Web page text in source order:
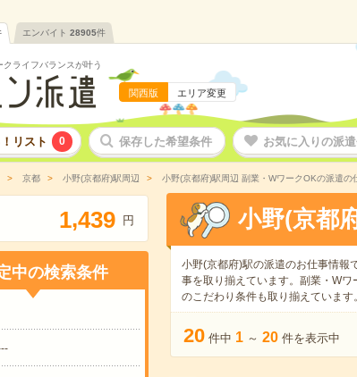
エンバイト 28905件
クライフバランスが叶う
関西版 エリア変更
リスト 0 保存した希望条件 お気に入りの派
京都 小野(京都府)駅周辺 小野(京都府)駅周辺 副業・WワークOKの派遣の
1,439 円
中の検索条件
小野(京都
小野(京都府)駅の派遣のお仕事情報で
事を取り揃えています。副業・Wワ
のこだわり条件も取り揃えています。
20 件中 1 ～ 20 件を表示中